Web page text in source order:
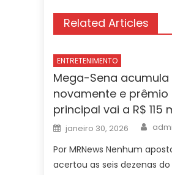
Related Articles
ENTRETENIMENTO
Mega-Sena acumula
novamente e prêmio
principal vai a R$ 115
Posted
on
janeiro 30, 2026
Por MRNews Nenhum
acertou as seis dezenas